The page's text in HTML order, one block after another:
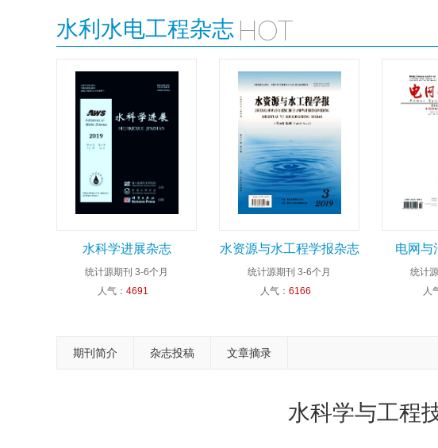
水利水电工程杂志
水科学进展杂志
统计源期刊 3-6个月
人气： 4691
水资源与水工程学报杂志
统计源期刊 3-6个月
人气： 6166
电网与
统计
人
期刊简介 杂志投稿 文章摘录
水科学与工程